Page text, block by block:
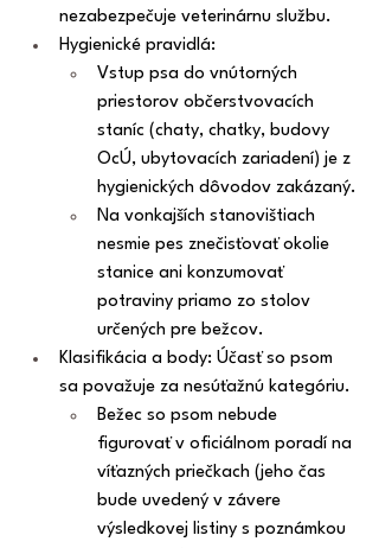
nezabezpečuje veterinárnu službu.
Hygienické pravidlá:
Vstup psa do vnútorných
priestorov občerstvovacích
staníc (chaty, chatky, budovy
OcÚ, ubytovacích zariadení) je z
hygienických dôvodov zakázaný.
Na vonkajších stanovištiach
nesmie pes znečisťovať okolie
stanice ani konzumovať
potraviny priamo zo stolov
určených pre bežcov.
Klasifikácia a body: Účasť so psom
sa považuje za nesúťažnú kategóriu.
Bežec so psom nebude
figurovať v oficiálnom poradí na
víťazných priečkach (jeho čas
bude uvedený v závere
výsledkovej listiny s poznámkou